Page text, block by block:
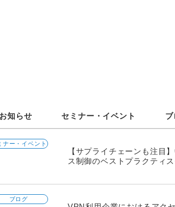
お知らせ セミナー・イベント
ナー・イベント
【サプライチェーンも注目
ス制御のベストプラクティ
ブログ